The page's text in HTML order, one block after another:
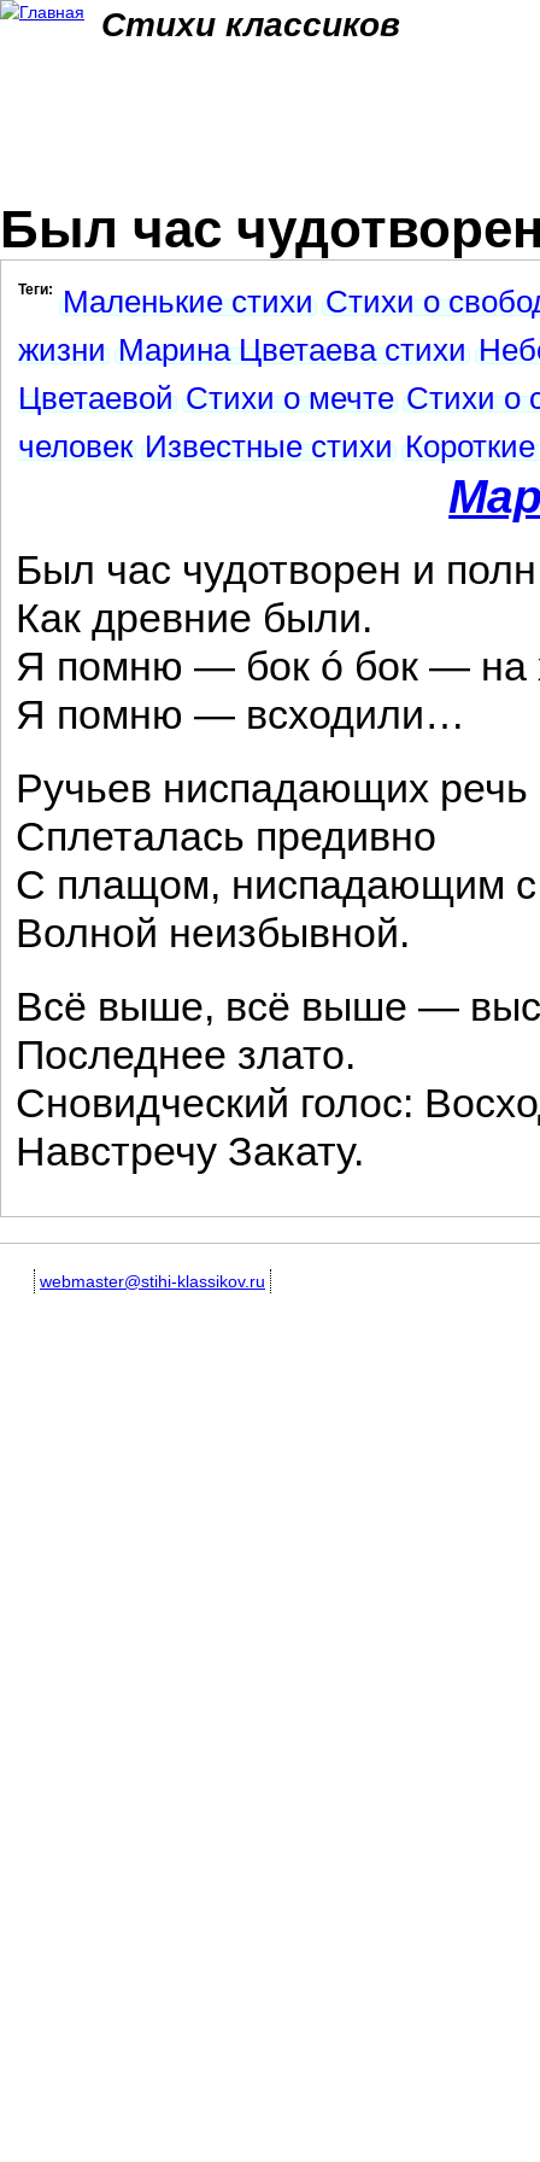
Стихи классиков
Был час
Теги: Маленькие стихи Стихи о
жизни Марина Цветаева стихи
Цветаевой Стихи о мечте Стихи о
человек Известные стихи
Был час чудотворен и
Как древние были.
Я помню — бок ó бок — на
Я помню — всходили…
Ручьев ниспадающих речь
Сплеталась предивно
С плащом, ниспадающим с
Волной неизбывной.
Всё выше, всё выше —
Последнее злато.
Сновидческий голос:
Навстречу Закату.
webmaster@stihi-klassikov.ru